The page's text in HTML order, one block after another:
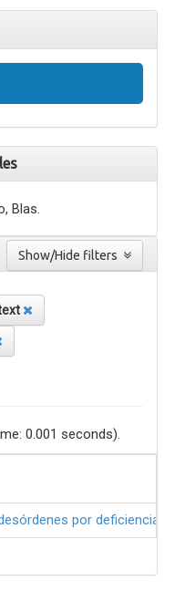
Blas.
0.001 seconds).
por deficiencia